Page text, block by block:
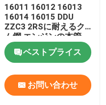
16011 16012 16013
16014 16015 DDU
ZZC3 2RSに耐えるクロ
ム鋼 エンジンの本管
ベストプライス
お問い合わせ